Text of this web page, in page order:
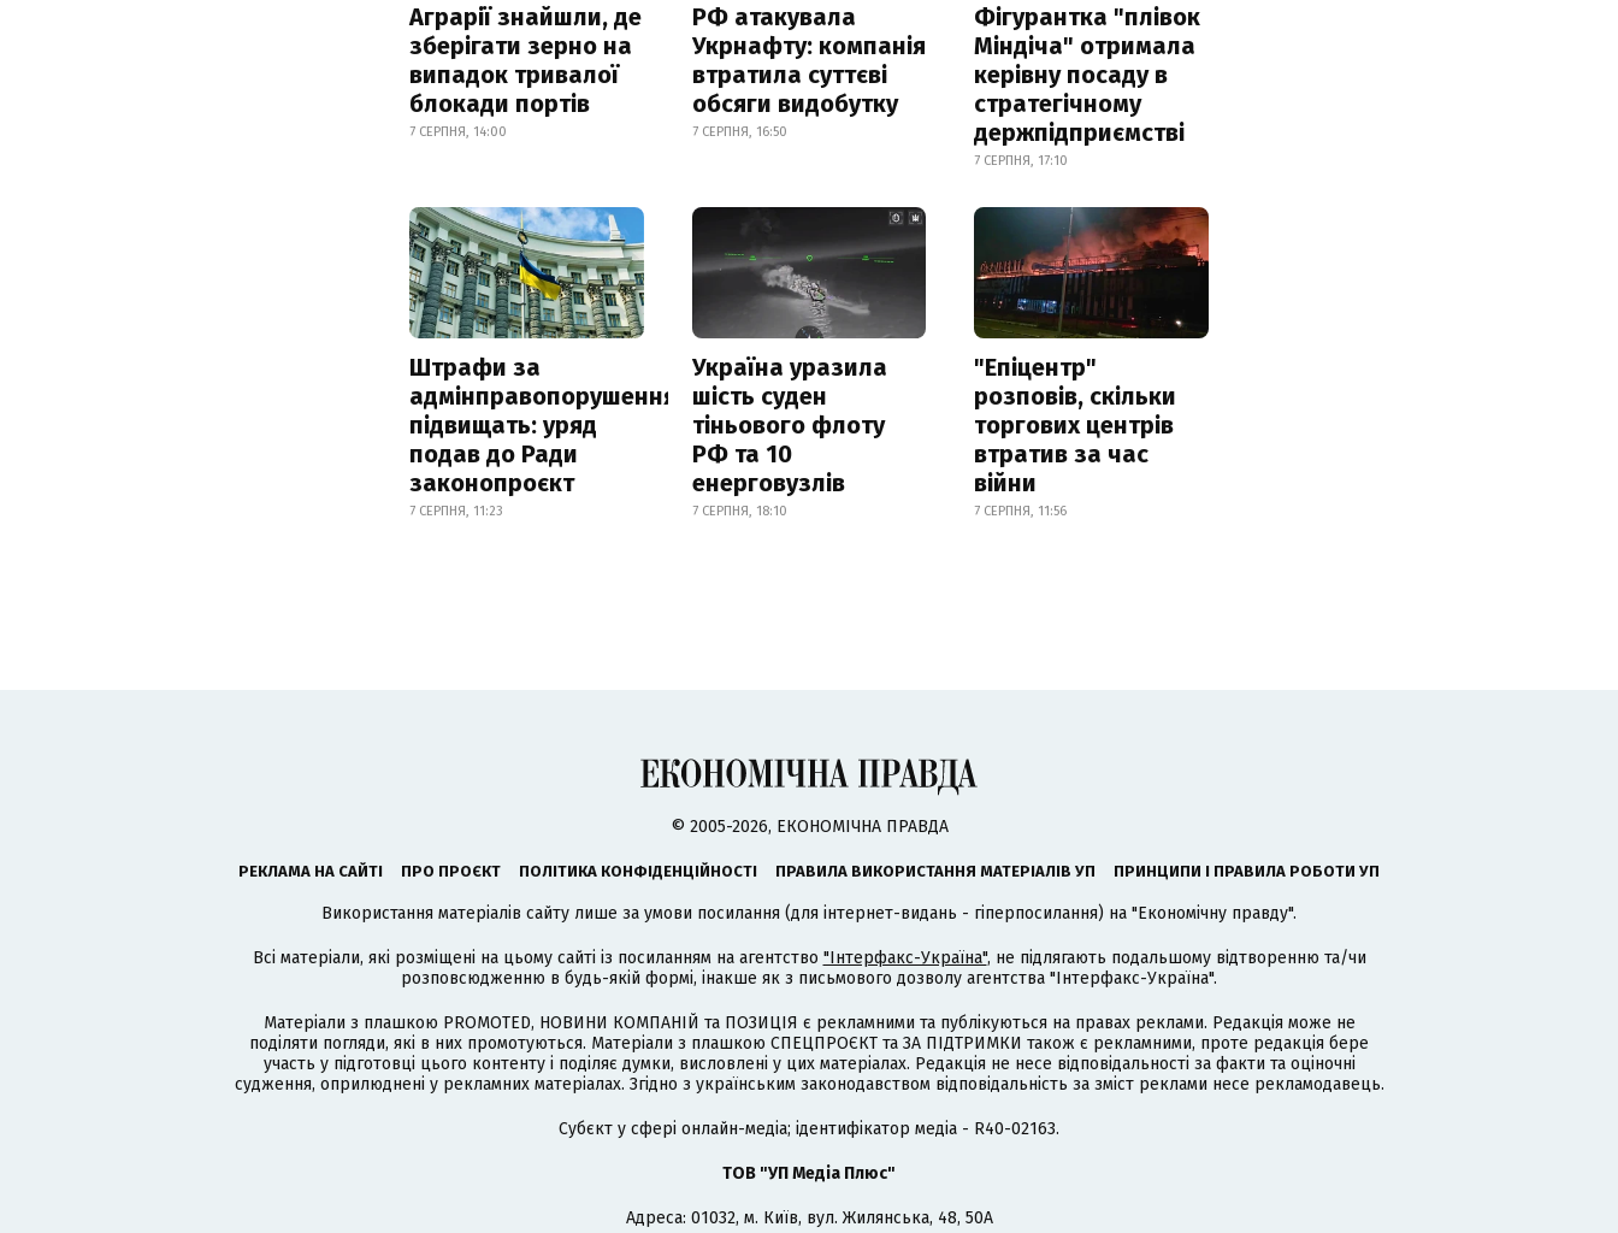
Аграрії знайшли, де
зберігати зерно на
випадок тривалої
блокади портів
7 СЕРПНЯ, 14:00
РФ атакувала
Укрнафту: компанія
втратила суттєві
обсяги видобутку
7 СЕРПНЯ, 16:50
Фігурантка "плівок
Міндіча" отримала
керівну посаду в
стратегічному
держпідприємстві
7 СЕРПНЯ, 17:10
Штрафи за
адмінправопорушення
підвищать: уряд
подав до Ради
законопроєкт
7 СЕРПНЯ, 11:23
Україна уразила
шість суден
тіньового флоту
РФ та 10
енерговузлів
7 СЕРПНЯ, 18:10
"Епіцентр"
розповів, скільки
торгових центрів
втратив за час
війни
7 СЕРПНЯ, 11:56
© 2005-2026, ЕКОНОМІЧНА ПРАВДА
РЕКЛАМА НА САЙТІ ПРО ПРОЄКТ ПОЛІТИКА КОНФІДЕНЦІЙНОСТІ ПРАВИЛА ВИКОРИСТАННЯ МАТЕРІАЛІВ УП ПРИНЦИПИ І ПРАВИЛА РОБОТИ УП
Використання матеріалів сайту лише за умови посилання (для інтернет-видань - гіперпосилання) на "Економічну правду".
Всі матеріали, які розміщені на цьому сайті із посиланням на агентство "Інтерфакс-Україна", не підлягають подальшому відтворенню та/чи
розповсюдженню в будь-якій формі, інакше як з письмового дозволу агентства "Інтерфакс-Україна".
Матеріали з плашкою PROMOTED, НОВИНИ КОМПАНІЙ та ПОЗИЦІЯ є рекламними та публікуються на правах реклами. Редакція може не
поділяти погляди, які в них промотуються. Матеріали з плашкою СПЕЦПРОЄКТ та ЗА ПІДТРИМКИ також є рекламними, проте редакція бере
участь у підготовці цього контенту і поділяє думки, висловлені у цих матеріалах. Редакція не несе відповідальності за факти та оціночні
судження, оприлюднені у рекламних матеріалах. Згідно з українським законодавством відповідальність за зміст реклами несе рекламодавець.
Cубєкт у сфері онлайн-медіа; ідентифікатор медіа - R40-02163.
ТОВ "УП Медіа Плюс"
Адреса: 01032, м. Київ, вул. Жилянська, 48, 50А